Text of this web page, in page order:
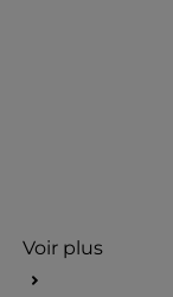
Voir plus